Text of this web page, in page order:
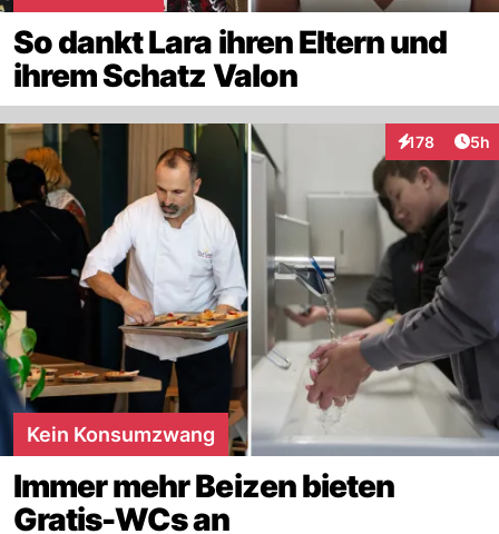
So dankt Lara ihren Eltern und
ihrem Schatz Valon
178
Interaktionen
5h
Kein Konsumzwang
Immer mehr Beizen bieten
Gratis-WCs an